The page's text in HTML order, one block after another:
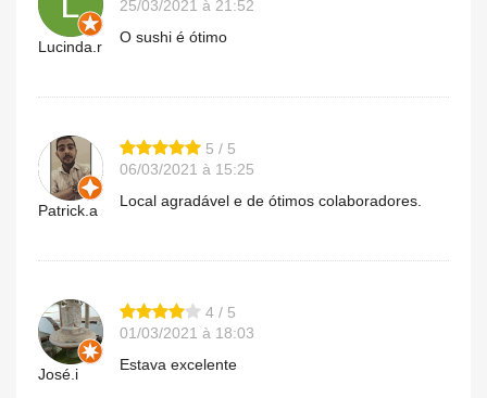
Lucinda.r
25/03/2021 à 21:52
O sushi é ótimo
Patrick.a
5 / 5
06/03/2021 à 15:25
Local agradável e de ótimos colaboradores.
José.i
4 / 5
01/03/2021 à 18:03
Estava excelente